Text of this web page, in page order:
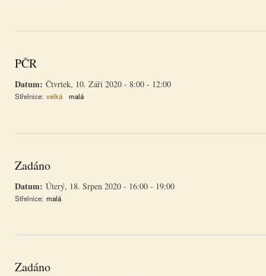
PČR
Datum: Čtvrtek, 10. Září 2020 - 8:00 - 12:00
Střelnice: velká malá
Zadáno
Datum: Úterý, 18. Srpen 2020 - 16:00 - 19:00
Střelnice: malá
Zadáno